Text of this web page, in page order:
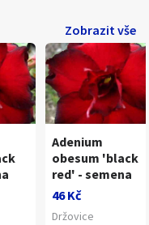
Zobrazit vše
Adenium
obesum 'black
red' - semena
46 Kč
Držovice